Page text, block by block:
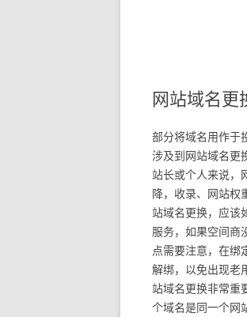
网站域名更
部分将域名用作于
涉及到网站域名更
站长或个人来说，
降，收录、网站权
站域名更换，应该
服务，如果空间商
点需要注意，在绑
解绑，以免出现老
站域名更换非常重
个域名是同一个网